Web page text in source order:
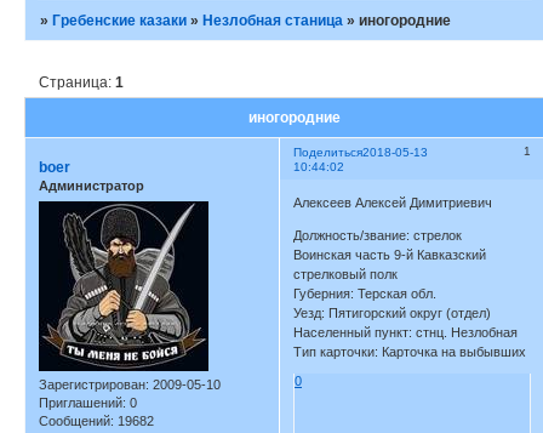
»Гребенские казаки »Незлобная станица »иногородние
иногородние
Страница:1
Поделиться 1
2018-05-13
10:44:02
boer
Администратор
Зарегистрирован: 2009-05-10
Приглашений: 0
Сообщений: 19682
Алексеев Алексей Димитриевич
Должность/звание: стрелок
Воинская часть 9-й Кавказский
стрелковый полк
Губерния: Терская обл.
Уезд: Пятигорский округ (отдел)
Населенный пункт: стнц. Незлобная
Тип карточки: Карточка на выбывших
0